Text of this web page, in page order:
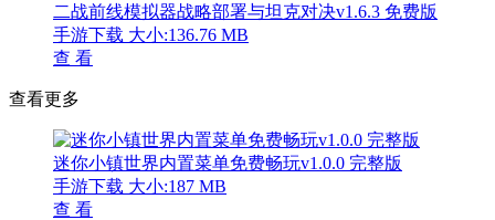
二战前线模拟器战略部署与坦克对决v1.6.3 免费版
手游下载 大小:136.76 MB
查 看
查看更多
迷你小镇世界内置菜单免费畅玩v1.0.0 完整版
手游下载 大小:187 MB
查 看